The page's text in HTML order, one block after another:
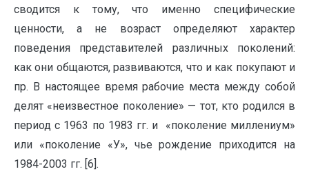
сводится к тому, что именно специфические
ценности, а не возраст определяют характер
поведения представителей различных поколений:
как они общаются, развиваются, что и как покупают и
пр. В настоящее время рабочие места между собой
делят «неизвестное поколение» — тот, кто родился в
период с 1963 по 1983 гг. и «поколение миллениум»
или «поколение «У», чье рождение приходится на
1984-2003 гг. [6].